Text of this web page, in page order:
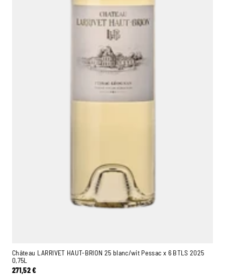
Château LARRIVET HAUT-BRION 25 blanc/wit Pessac x 6 BTLS 2025
0,75L
271,52€